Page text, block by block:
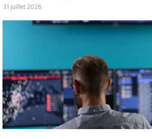
31 juillet 2026